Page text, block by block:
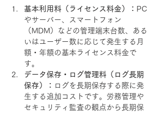
基本利用料（ライセンス料金）： PC
やサーバー、スマートフォン
（MDM）などの管理端末台数、ある
いはユーザー数に応じて発生する月
額・年額の基本ライセンス料金で
す。
データ保存・ログ管理料（ログ長期
保存）： ログを長期保存する際に発
生する追加コストです。労務管理や
セキュリティ監査の観点から長期保